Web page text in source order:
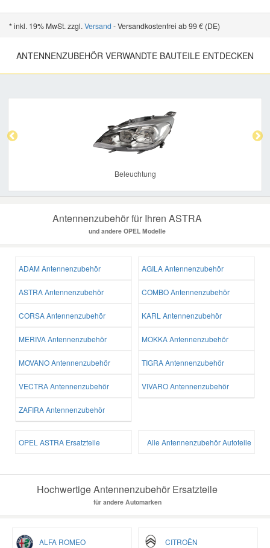
* inkl. 19% MwSt. zzgl. Versand - Versandkostenfrei ab 99 € (DE)
ANTENNENZUBEHÖR VERWANDTE BAUTEILE ENTDECKEN
Beleuchtung
Antennenzubehör für Ihren ASTRA
und andere OPEL Modelle
ADAM Antennenzubehör AGILA Antennenzubehör
ASTRA Antennenzubehör COMBO Antennenzubehör
CORSA Antennenzubehör KARL Antennenzubehör
MERIVA Antennenzubehör MOKKA Antennenzubehör
MOVANO Antennenzubehör TIGRA Antennenzubehör
VECTRA Antennenzubehör VIVARO Antennenzubehör
ZAFIRA Antennenzubehör
OPEL ASTRA Ersatzteile Alle Antennenzubehör Autoteile
Hochwertige Antennenzubehör Ersatzteile
für andere Automarken
ALFA ROMEO CITROËN